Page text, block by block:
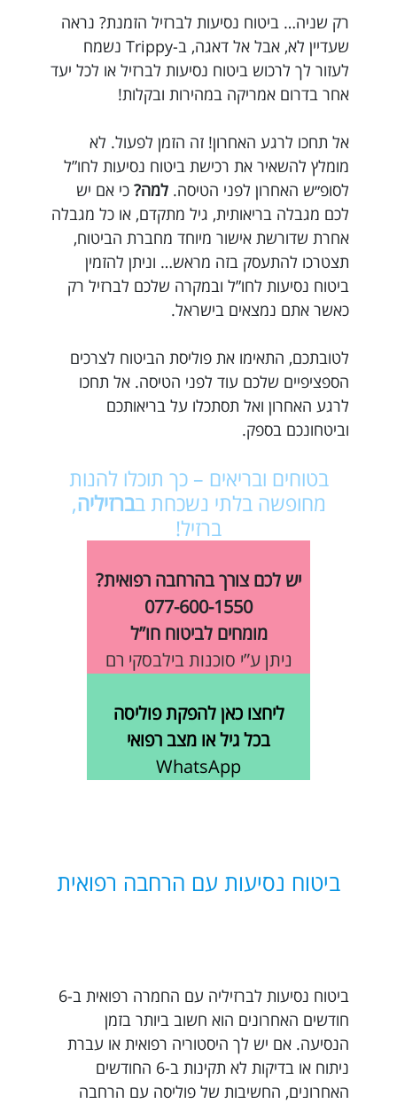
רק שניה… ביטוח נסיעות לברזיל הזמנת? נראה
שעדיין לא, אבל אל דאגה, ב-Trippy נשמח
לעזור לך לרכוש ביטוח נסיעות לברזיל או לכל יעד
אחר בדרום אמריקה במהירות ובקלות!
אל תחכו לרגע האחרון! זה הזמן לפעול. לא
מומלץ להשאיר את רכישת ביטוח נסיעות לחו”ל
לסופ״ש האחרון לפני הטיסה. למה? כי אם יש
לכם מגבלה בריאותית, גיל מתקדם, או כל מגבלה
אחרת שדורשת אישור מיוחד מחברת הביטוח,
תצטרכו להתעסק בזה מראש… וניתן להזמין
ביטוח נסיעות לחו”ל ובמקרה שלכם לברזיל רק
כאשר אתם נמצאים בישראל.
לטובתכם, התאימו את פוליסת הביטוח לצרכים
הספציפיים שלכם עוד לפני הטיסה. אל תחכו
לרגע האחרון ואל תסתכלו על בריאותכם
וביטחונכם בספק.
בטוחים ובריאים – כך תוכלו להנות
מחופשה בלתי נשכחת בברזיליה,
ברזיל!
יש לכם צורך בהרחבה רפואית?
077-600-1550
מומחים לביטוח חו”ל
ניתן ע”י סוכנות בילבסקי רם
ליחצו כאן להפקת פוליסה
בכל גיל או מצב רפואי
WhatsApp
ביטוח נסיעות עם הרחבה רפואית
ביטוח נסיעות לברזיליה עם החמרה רפואית ב-6
חודשים האחרונים הוא חשוב ביותר בזמן
הנסיעה. אם יש לך היסטוריה רפואית או עברת
ניתוח או בדיקות לא תקינות ב-6 החודשים
האחרונים, החשיבות של פוליסה עם הרחבה